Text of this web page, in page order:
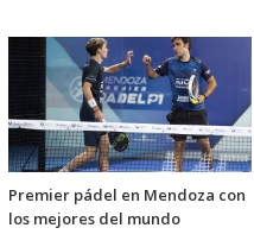
Premier pádel en Mendoza con
los mejores del mundo